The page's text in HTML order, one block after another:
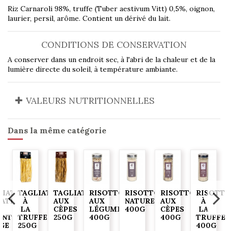
Riz Carnaroli 98%, truffe (Tuber aestivum Vitt) 0,5%, oignon,
laurier, persil, arôme. Contient un dérivé du lait.
CONDITIONS DE CONSERVATION
A conserver dans un endroit sec, à l'abri de la chaleur et de la
lumière directe du soleil, à température ambiante.
VALEURS NUTRITIONNELLES
Dans la même catégorie
TAGLIATELLES
À
LA
TRUFFE
250G
TAGLIATELLES
AUX
CÈPES
250G
RISOTTO
AUX
LÉGUMES
400G
RISOTTO
NATURE
400G
RISOTTO
AUX
CÈPES
400G
À
LA
TRUFFE
400G